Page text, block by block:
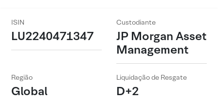
ISIN
LU2240471347
Custodiante
JP Morgan Asset
Management
Região
Global
Liquidação de Resgate
D+2